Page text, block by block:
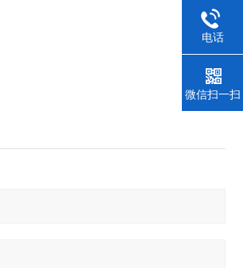
电话
微信扫一扫